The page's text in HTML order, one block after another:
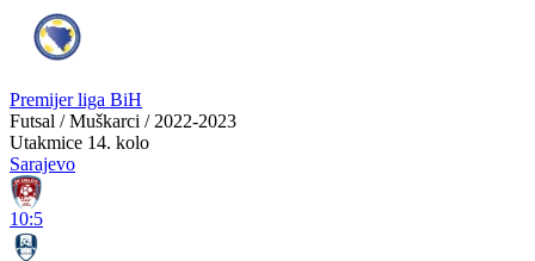
Premijer liga BiH
Futsal / Muškarci / 2022-2023
Utakmice 14. kolo
Sarajevo
10:5